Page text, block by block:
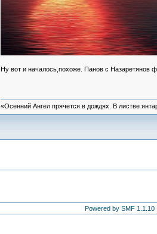
Ну вот и началось,похоже. Панов с Назаретянов
«Осенний Ангел прячется в дождях. В листве
Powered by SMF 1.1.10